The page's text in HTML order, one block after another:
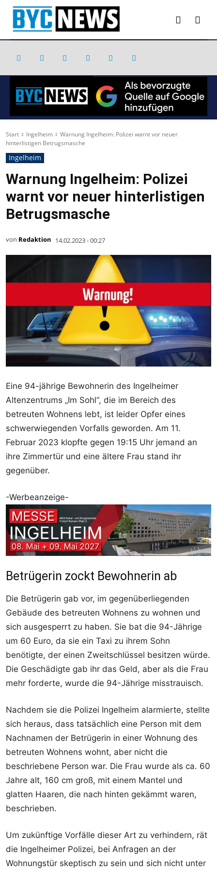
Start Ingelheim
Warnung Ingelheim: Polizei warnt vor neuer
hinterlistigen Betrugsmasche
Ingelheim
Warnung Ingelheim: Polizei
warnt vor neuer hinterlistigen
Betrugsmasche
von Redaktion 14.02.2023 - 00:27
Eine 94-jährige Bewohnerin des Ingelheimer
Altenzentrums „Im Sohl“, die im Bereich des
betreuten Wohnens lebt, ist leider Opfer eines
schwerwiegenden Vorfalls geworden. Am 11.
Februar 2023 klopfte gegen 19:15 Uhr jemand an
ihre Zimmertür und eine ältere Frau stand ihr
gegenüber.
-Werbeanzeige-
Betrügerin zockt Bewohnerin ab
Die Betrügerin gab vor, im gegenüberliegenden
Gebäude des betreuten Wohnens zu wohnen und
sich ausgesperrt zu haben. Sie bat die 94-Jährige
um 60 Euro, da sie ein Taxi zu ihrem Sohn
benötigte, der einen Zweitschlüssel besitzen würde.
Die Geschädigte gab ihr das Geld, aber als die Frau
mehr forderte, wurde die 94-Jährige misstrauisch.
Nachdem sie die Polizei Ingelheim alarmierte, stellte
sich heraus, dass tatsächlich eine Person mit dem
Nachnamen der Betrügerin in einer Wohnung des
betreuten Wohnens wohnt, aber nicht die
beschriebene Person war. Die Frau wurde als ca. 60
Jahre alt, 160 cm groß, mit einem Mantel und
glatten Haaren, die nach hinten gekämmt waren,
beschrieben.
Um zukünftige Vorfälle dieser Art zu verhindern, rät
die Ingelheimer Polizei, bei Anfragen an der
Wohnungstür skeptisch zu sein und sich nicht unter